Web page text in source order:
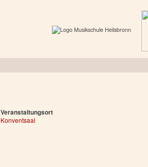
Veranstaltungsort
Konventsaal